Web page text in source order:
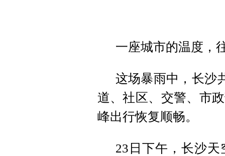
一座城市的温度，
这场暴雨中，长沙
道、社区、交警、市
峰出行恢复顺畅。
23日下午，长沙